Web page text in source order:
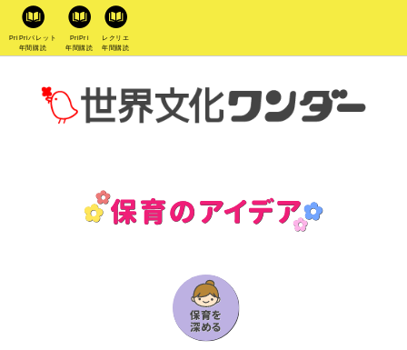
PriPriパレット
年間購読
PriPri
年間購読
レクリエ
年間購読